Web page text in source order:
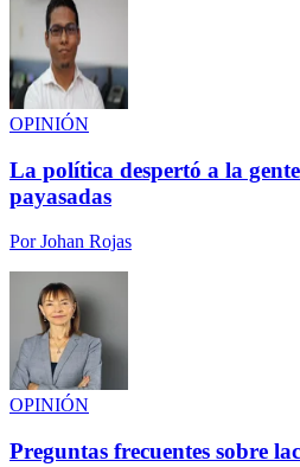
OPINIÓN
La política despertó a la
payasadas
PorJohan Rojas
OPINIÓN
Preguntas frecuentes sobre